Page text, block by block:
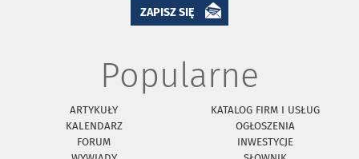
ZAPISZ SIĘ
Popularne
ARTYKUŁY
KATALOG FIRM I USŁUG
KALENDARZ
OGŁOSZENIA
FORUM
INWESTYCJE